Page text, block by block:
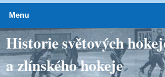
Historie světových
a zlínského hokeje
Menu